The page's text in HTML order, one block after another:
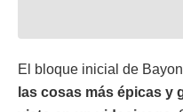
El bloque inicial de
las cosas más épicas y